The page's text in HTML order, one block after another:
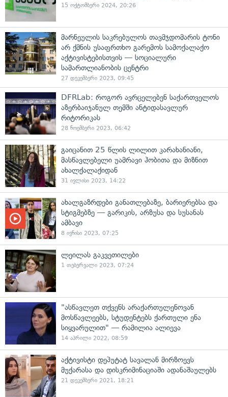
15 ოქტომბერი 2024, 20:26
მარნეულის საკრებულოს თავმჯდომარის ტონი
არ ქმნის უსაფრთხო გარემოს სამოქალაქო
აქტივისტებისთვის — სოციალური
სამართლიანობის ცენტრი
27 დეკემბერი 2023, 09:45
DFRLab: როგორ ავრცელებენ საქართველოს
აზერბაიჯანულ თემში ანტიდასავლურ
რიტორიკას
28 ნოემბერი 2023, 06:42
გაიცანით 25 წლის ლილით კარახანიანი,
მასწავლებელი უამრავი ჰობითა და მიზნით
ახალქალაქიდან
31 ივლისი 2023, 14:22
ახალგაზრდები განათლებაზე, ბარიერებსა და
სტიგმებზე — გარიკის, არზუსა და სუსანას
ამბავი
8 ივნისი 2023, 07:25
ლეილას გაკვეთილები
1 თებერვალი 2023, 07:24
"ასწავლეთ თქვენს არაქართულენოვან
მოსწავლეებს, სტუდენტებს ქართული ენა
სიყვარულით" — რამილია ალიევა
14 აპრილი 2022, 08:59
აქტივისტი დეპუტატ სავალან მირზოევს
მუქარასა და დისკრიმინაციაში ადანაშაულებს
21 დეკემბერი 2021, 18:21